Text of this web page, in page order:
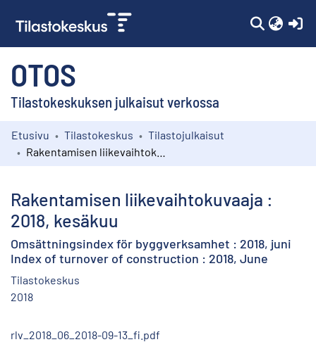
OTOS
Tilastokeskuksen julkaisut verkossa
Kokoelmat
Etusivu Tilastokeskus
Tilastojulkaisut
Rakentamisen liikevaihtokuvaaja :
2018, kesäkuu
Omsättningsindex för byggverksamhet : 2018, juni
Index of turnover of construction : 2018, June
Tilastokeskus
2018
rlv_2018_06_2018-09-13_fi.pdf